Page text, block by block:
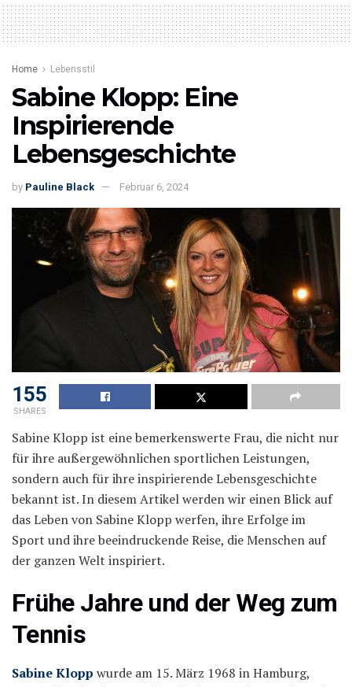
Home Lebensstil
Sabine Klopp: Eine
Inspirierende
Lebensgeschichte
by Pauline Black Februar 6, 2024
155
SHARES
Sabine Klopp ist eine bemerkenswerte Frau, die nicht nur
für ihre außergewöhnlichen sportlichen Leistungen,
sondern auch für ihre inspirierende Lebensgeschichte
bekannt ist. In diesem Artikel werden wir einen Blick auf
das Leben von Sabine Klopp werfen, ihre Erfolge im
Sport und ihre beeindruckende Reise, die Menschen auf
der ganzen Welt inspiriert.
Frühe Jahre und der Weg zum
Tennis
Sabine Klopp wurde am 15. März 1968 in Hamburg,